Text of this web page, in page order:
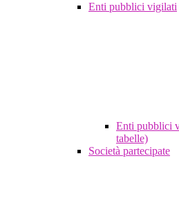
Enti pubblici vigilati
Enti pubblici
tabelle)
Società partecipate